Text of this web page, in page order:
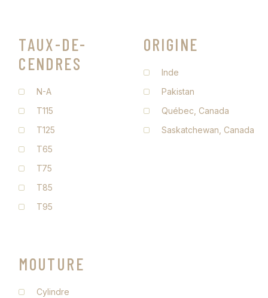
TAUX-DE-
CENDRES
N-A
T115
T125
T65
T75
T85
T95
ORIGINE
Inde
Pakistan
Québec, Canada
Saskatchewan, Canada
MOUTURE
Cylindre